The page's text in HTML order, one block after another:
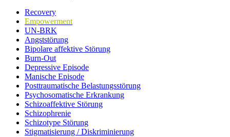
Recovery
Empowerment
UN-BRK
Angststörung
Bipolare affektive Störung
Burn-Out
Depressive Episode
Manische Episode
Posttraumatische Belastungsstörung
Psychosomatische Erkrankung
Schizoaffektive Störung
Schizophrenie
Schizotype Störung
Stigmatisierung / Diskriminierung